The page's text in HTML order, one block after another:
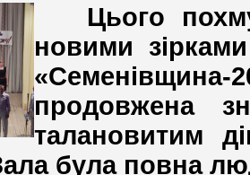
Цього
новими
продовжена
талановитим
була повна